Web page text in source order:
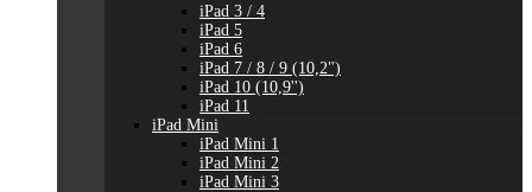
iPad 3 / 4
iPad 5
iPad 6
iPad 7 / 8 / 9 (10,2")
iPad 10 (10,9'')
iPad 11
iPad Mini
iPad Mini 1
iPad Mini 2
iPad Mini 3